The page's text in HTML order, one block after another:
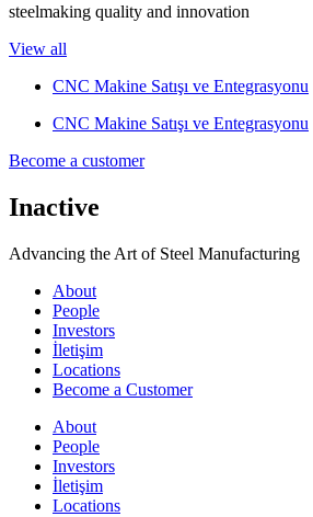
steelmaking quality and innovation
View all
CNC Makine Satışı ve Entegrasyonu
CNC Makine Satışı ve Entegrasyonu
Become a customer
Inactive
Advancing the Art of Steel Manufacturing
About
People
Investors
İletişim
Locations
Become a Customer
About
People
Investors
İletişim
Locations